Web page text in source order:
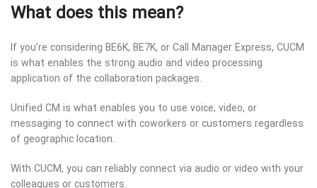
What does this mean?
If you’re considering BE6K, BE7K, or Call Manager Express, CUCM
is what enables the strong audio and video processing
application of the collaboration packages.
Unified CM is what enables you to use voice, video, or
messaging to connect with coworkers or customers regardless
of geographic location.
With CUCM, you can reliably connect via audio or video with your
colleagues or customers.